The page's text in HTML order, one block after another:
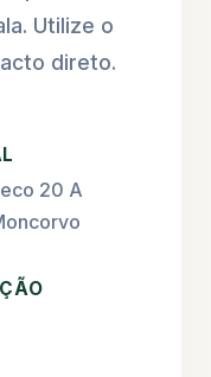
Utilize o
direto.
20 A